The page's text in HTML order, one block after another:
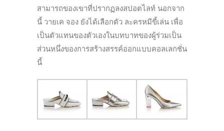
สามารถของเขาที่ปรากฏลงสปอตไลท์ นอกจาก
นี้ วายเค จอง ยังได้เลือกตัว ละครหมีขี้เล่น เพื่อ
เป็นตัวแทนของตัวเองในบทบาทของผู้ร่วมเป็น
ส่วนหนึ่งของการสร้างสรรค์ออกแบบคอลเลกชั่น
นี้